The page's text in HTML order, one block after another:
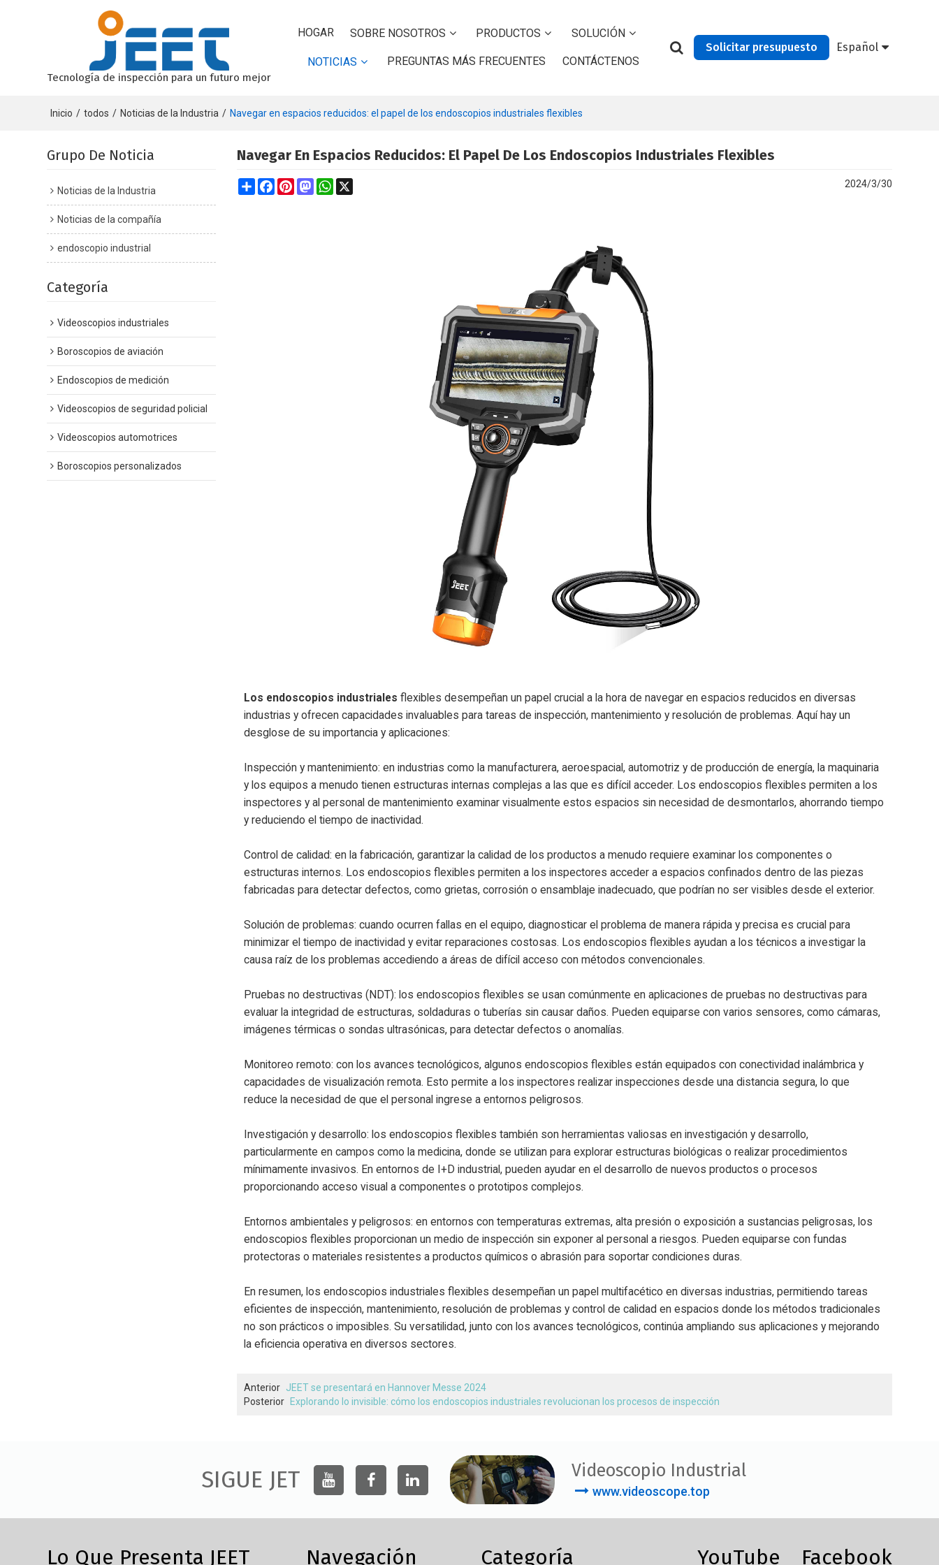
Tecnología de inspección para un futuro mejor
HOGAR SOBRE NOSOTROS PRODUCTOS SOLUCIÓN
NOTICIAS PREGUNTAS MÁS FRECUENTES CONTÁCTENOS
Solicitar presupuesto Español
Inicio / todos / Noticias de la Industria / Navegar en espacios reducidos: el papel de los endoscopios industriales flexibles
Grupo De Noticia
Noticias de la Industria
Noticias de la compañía
endoscopio industrial
Categoría
Videoscopios industriales
Boroscopios de aviación
Endoscopios de medición
Videoscopios de seguridad policial
Videoscopios automotrices
Boroscopios personalizados
Navegar En Espacios Reducidos: El Papel De Los Endoscopios Industriales Flexibles
ShareFacebook
PinterestMastodonWhatsApp 2024/3/30
Los endoscopios industriales flexibles desempeñan un papel crucial a la hora de navegar en espacios reducidos en diversas
industrias y ofrecen capacidades invaluables para tareas de inspección, mantenimiento y resolución de problemas. Aquí hay un
desglose de su importancia y aplicaciones:
Inspección y mantenimiento: en industrias como la manufacturera, aeroespacial, automotriz y de producción de energía, la maquinaria
y los equipos a menudo tienen estructuras internas complejas a las que es difícil acceder. Los endoscopios flexibles permiten a los
inspectores y al personal de mantenimiento examinar visualmente estos espacios sin necesidad de desmontarlos, ahorrando tiempo
y reduciendo el tiempo de inactividad.
Control de calidad: en la fabricación, garantizar la calidad de los productos a menudo requiere examinar los componentes o
estructuras internos. Los endoscopios flexibles permiten a los inspectores acceder a espacios confinados dentro de las piezas
fabricadas para detectar defectos, como grietas, corrosión o ensamblaje inadecuado, que podrían no ser visibles desde el exterior.
Solución de problemas: cuando ocurren fallas en el equipo, diagnosticar el problema de manera rápida y precisa es crucial para
minimizar el tiempo de inactividad y evitar reparaciones costosas. Los endoscopios flexibles ayudan a los técnicos a investigar la
causa raíz de los problemas accediendo a áreas de difícil acceso con métodos convencionales.
Pruebas no destructivas (NDT): los endoscopios flexibles se usan comúnmente en aplicaciones de pruebas no destructivas para
evaluar la integridad de estructuras, soldaduras o tuberías sin causar daños. Pueden equiparse con varios sensores, como cámaras,
imágenes térmicas o sondas ultrasónicas, para detectar defectos o anomalías.
Monitoreo remoto: con los avances tecnológicos, algunos endoscopios flexibles están equipados con conectividad inalámbrica y
capacidades de visualización remota. Esto permite a los inspectores realizar inspecciones desde una distancia segura, lo que
reduce la necesidad de que el personal ingrese a entornos peligrosos.
Investigación y desarrollo: los endoscopios flexibles también son herramientas valiosas en investigación y desarrollo,
particularmente en campos como la medicina, donde se utilizan para explorar estructuras biológicas o realizar procedimientos
mínimamente invasivos. En entornos de I+D industrial, pueden ayudar en el desarrollo de nuevos productos o procesos
proporcionando acceso visual a componentes o prototipos complejos.
Entornos ambientales y peligrosos: en entornos con temperaturas extremas, alta presión o exposición a sustancias peligrosas, los
endoscopios flexibles proporcionan un medio de inspección sin exponer al personal a riesgos. Pueden equiparse con fundas
protectoras o materiales resistentes a productos químicos o abrasión para soportar condiciones duras.
En resumen, los endoscopios industriales flexibles desempeñan un papel multifacético en diversas industrias, permitiendo tareas
eficientes de inspección, mantenimiento, resolución de problemas y control de calidad en espacios donde los métodos tradicionales
no son prácticos o imposibles. Su versatilidad, junto con los avances tecnológicos, continúa ampliando sus aplicaciones y mejorando
la eficiencia operativa en diversos sectores.
Anterior JEET se presentará en Hannover Messe 2024
Posterior
Explorando lo invisible: cómo los endoscopios industriales revolucionan los procesos de inspección
SIGUE JET Videoscopio Industrial
www.videoscope.top
Lo Que Presenta JEET Navegación Categoría YouTube Facebook